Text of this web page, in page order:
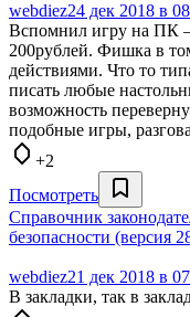
webdiez24 дек 2018 в
Вспомнил игру на ПК
200рублей. Фишка в
действиями. Что то
писать любые
возможность
подобные игры,
+2
Посмотреть
Справочник
безопасности (версия
webdiez21 дек 2018 в
В закладки, так в